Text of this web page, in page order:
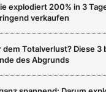
explodiert 200% in 3
verkaufen
dem Totalverlust? Diese 3
des Abgrunds